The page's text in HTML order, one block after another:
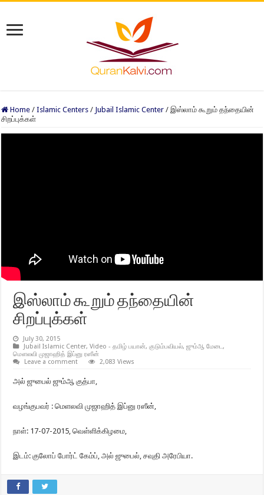
Home / Islamic Centers / Jubail Islamic Center / இஸ்லாம் கூறும் தந்தையின்
சிறப்புக்கள்
இஸ்லாம் கூறும் தந்தையின்
சிறப்புக்கள்
July 30, 2015
Jubail Islamic Center,Video - தமிழ் பயான்,குடும்பவியல்,ஜும்ஆ மேடை,
மௌலவி முஜாஹித் இப்னு ரஸீன்
Leave a comment
2,083 Views
அல் ஜுபைல் ஜும்ஆ குத்பா,
வழங்குபவர் : மெளலவி முஜாஹித் இப்னு ரஸீன்,
நாள்: 17-07-2015, வெள்ளிக்கிழமை,
இடம்: குலோப் போர்ட் கேம்ப், அல் ஜுபைல், சவுதி அரேபியா.